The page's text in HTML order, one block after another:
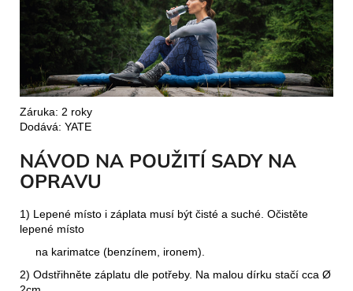
Záruka: 2 roky
Dodává: YATE
NÁVOD NA POUŽITÍ SADY NA
OPRAVU
1) Lepené místo i záplata musí být čisté a suché. Očistěte
lepené místo
na karimatce (benzínem, ironem).
2) Odstřihněte záplatu dle potřeby. Na malou dírku stačí cca Ø